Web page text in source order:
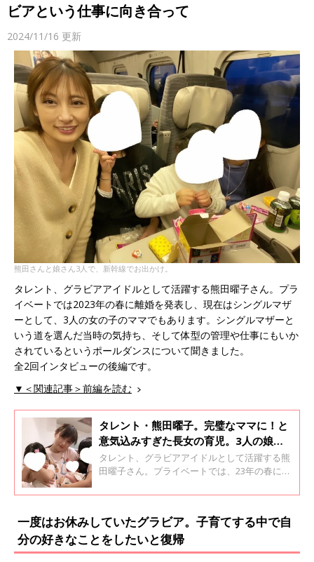
ビアという仕事に向き合って
2024/11/16 更新
熊田さんと娘さん3人で、新幹線でお出かけ。
タレント、グラビアアイドルとして活躍する熊田曜子さん。プラ
イベートでは2023年の春に離婚を発表し、現在はシングルマザ
ーとして、3人の女の子のママでもあります。シングルマザーと
いう道を選んだ当時の気持ち、そして体型の管理や仕事にもいか
されているというポールダンスについて聞きました。
全2回インタビューの後編です。
▼＜関連記事＞前編を読む
タレント・熊田曜子。完璧なママに！と
意気込みすぎた長女の育児。3人の娘の
ママの素顔とグラビアの仕事との葛藤も
タレント、グラビアアイドルとして活躍する熊
田曜子さん。プライベートでは、23年の春に離
人の女の子のママでもあります。子どもたちの
という初めての子育てについて話を聞きまし
た。 全2回インタビューの前編です。
一度はお休みしていたグラビア。子育てする中で自
分の好きなことをしたいと復帰